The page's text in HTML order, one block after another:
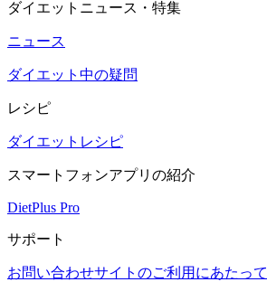
ダイエットニュース・特集
ニュース
ダイエット中の疑問
レシピ
ダイエットレシピ
スマートフォンアプリの紹介
DietPlus Pro
サポート
お問い合わせサイトのご利用にあたって